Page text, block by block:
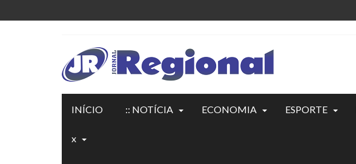
INÍCIO :: NOTÍCIA ECONOMIA ESPORTE
x